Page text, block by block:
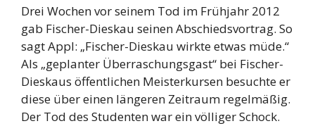
Drei Wochen vor seinem Tod im Frühjahr 2012
gab Fischer-Dieskau seinen Abschiedsvortrag. So
sagt Appl: „Fischer-Dieskau wirkte etwas müde.“
Als „geplanter Überraschungsgast“ bei Fischer-
Dieskaus öffentlichen Meisterkursen besuchte er
diese über einen längeren Zeitraum regelmäßig.
Der Tod des Studenten war ein völliger Schock.